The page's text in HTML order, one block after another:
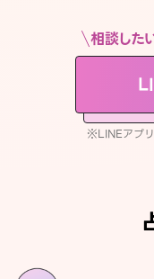
相談した
※LINEアプ